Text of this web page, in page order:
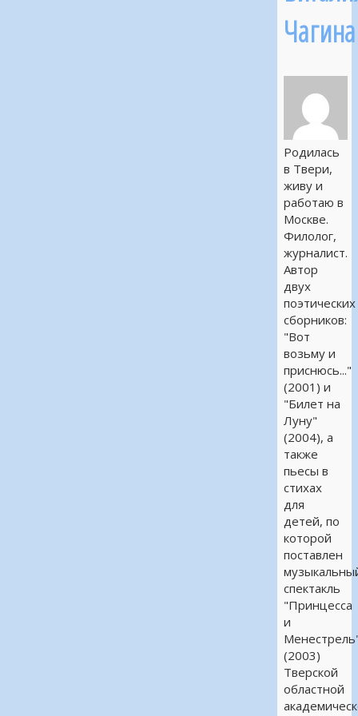
Чагина
Родилась
в Твери,
живу и
работаю в
Москве.
Филолог,
журналист.
Автор
двух
поэтических
сборников:
"Вот
возьму и
приснюсь..."
(2001) и
"Билет на
Луну"
(2004), а
также
пьесы в
стихах
для
детей, по
которой
поставлен
спектакль
"Принцесса
и
(2003)
Тверской
областной